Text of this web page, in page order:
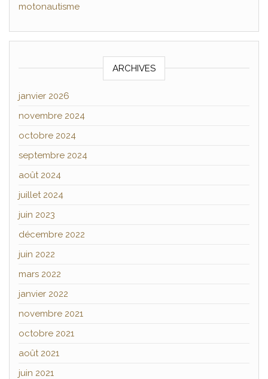
motonautisme
ARCHIVES
janvier 2026
novembre 2024
octobre 2024
septembre 2024
août 2024
juillet 2024
juin 2023
décembre 2022
juin 2022
mars 2022
janvier 2022
novembre 2021
octobre 2021
août 2021
juin 2021